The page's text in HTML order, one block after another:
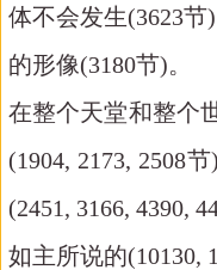
体不会发生(3623
的形像(3180节)。
在整个天堂和整个
(1904, 2173,
(2451, 3166, 4390,
如主所说的(10130,